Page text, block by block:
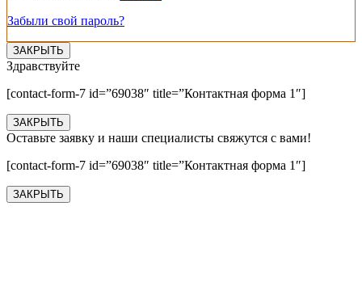
Забыли свой пароль?
ЗАКРЫТЬ
Здравствуйте
[contact-form-7 id=”69038″ title=”Контактная форма 1″]
ЗАКРЫТЬ
Оставьте заявку и наши специалисты свяжутся с вами!
[contact-form-7 id=”69038″ title=”Контактная форма 1″]
ЗАКРЫТЬ